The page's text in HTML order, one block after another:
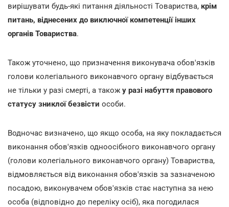
вирішувати будь-які питання діяльності Товариства, крім
питань, віднесених до виключної компетенції інших
органів Товариства.
Також уточнено, що призначення виконувача обов'язків
голови колегіального виконавчого органу відбувається
не тільки у разі смерті, а також у разі набуття правового
статусу зниклої безвісти особи.
Водночас визначено, що якщо особа, на яку покладається
виконання обов'язків одноосібного виконавчого органу
(голови колегіального виконавчого органу) Товариства,
відмовляється від виконання обов'язків за зазначеною
посадою, виконувачем обов'язків стає наступна за нею
особа (відповідно до переліку осіб), яка погодилася